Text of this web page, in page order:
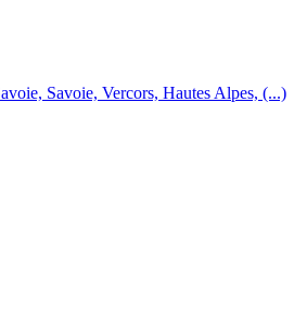
Savoie, Vercors, Hautes Alpes, (...)